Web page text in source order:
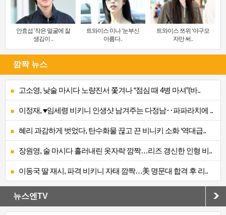
안효섭 ‘작은 얼굴에 잘
생김이 ..
트와이스 미나 ‘눈부신
아름다..
트와이스 쯔위 ‘야구모
자만 써..
깜짝 뉴스
고소영, 낮술 마시다 노량진서 쫓겨나 “점심 때 4병 마셔”(바..
이정재, ♥임세령 비키니 인생샷 남겨주는 다정남‥파파라치에 ..
혜리 과감하게 벗었다, 탄수화물 끊고 끈 비니키 소화 ‘역대급..
장원영, 술 마시다 흘러내린 옷자락 깜짝…리즈 갱신한 인형 비..
이동국 딸 재시, 파격 비키니 자태 깜짝…美 명문대 합격 후 리..
뉴스엔TV